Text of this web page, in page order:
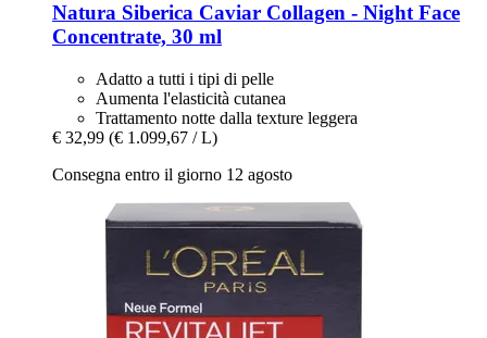
Natura Siberica Caviar Collagen -​ Night Face
Concentrate, 30 ml
Adatto a tutti i tipi di pelle
Aumenta l'elasticità cutanea
Trattamento notte dalla texture leggera
€ 32,99 (€ 1.099,67 / L)
Consegna entro il giorno 12 agosto